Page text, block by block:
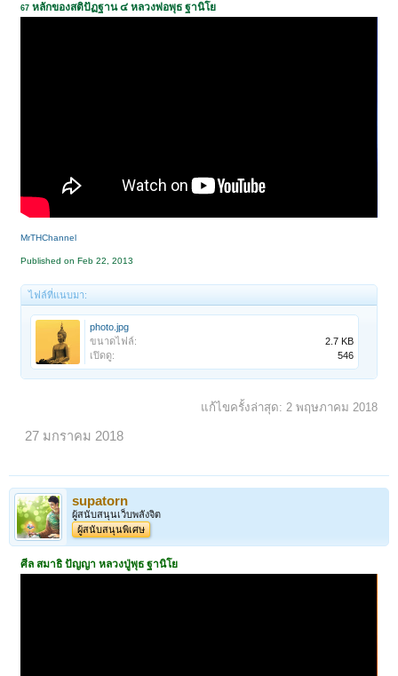
67 หลักของสติปัฏฐาน ๔ หลวงพ่อพุธ ฐานิโย
MrTHChannel
Published on Feb 22, 2013
ไฟล์ที่แนบมา:
photo.jpg
ขนาดไฟล์:
2.7 KB
เปิดดู:
546
แก้ไขครั้งล่าสุด: 2 พฤษภาคม 2018
27 มกราคม 2018
supatorn
ผู้สนับสนุนเว็บพลังจิต
ผู้สนับสนุนพิเศษ
ศีล สมาธิ ปัญญา หลวงปู่พุธ ฐานิโย